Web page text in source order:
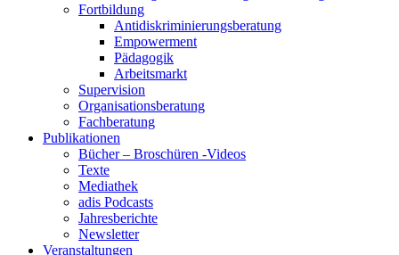
Fortbildung
Antidiskriminierungsberatung
Empowerment
Pädagogik
Arbeitsmarkt
Supervision
Organisationsberatung
Fachberatung
Publikationen
Bücher – Broschüren -Videos
Texte
Mediathek
adis Podcasts
Jahresberichte
Newsletter
Veranstaltungen